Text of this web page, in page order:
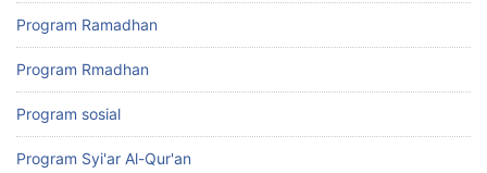
Program Ramadhan
Program Rmadhan
Program sosial
Program Syi'ar Al-Qur'an